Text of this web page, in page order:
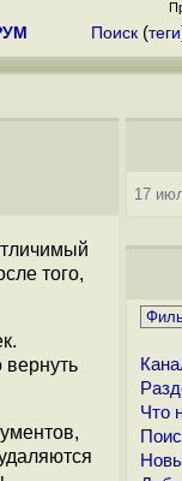
Поиск (теги
того,
вернуть
17
Что